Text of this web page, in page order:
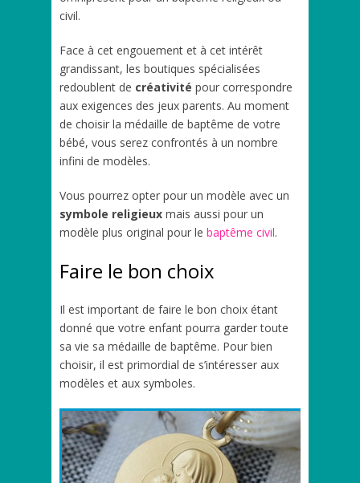
civil.
Face à cet engouement et à cet intérêt
grandissant, les boutiques spécialisées
redoublent de créativité pour correspondre
aux exigences des jeux parents. Au moment
de choisir la médaille de baptême de votre
bébé, vous serez confrontés à un nombre
infini de modèles.
Vous pourrez opter pour un modèle avec un
symbole religieux mais aussi pour un
modèle plus original pour le baptême civil.
Faire le bon choix
Il est important de faire le bon choix étant
donné que votre enfant pourra garder toute
sa vie sa médaille de baptême. Pour bien
choisir, il est primordial de s’intéresser aux
modèles et aux symboles.